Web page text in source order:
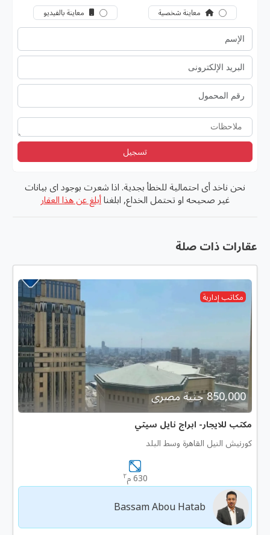
معاينة شخصية معاينة بالفيديو
تسجيل
نحن ناخد أى احتمالية للخطأ بجدية. اذا شعرت بوجود اى بيانات
غير صحيحه او تحتمل الخداع, ابلغنا أبلغ عن هذا العقار
عقارات ذات صلة
مكاتب إدارية
850,000 جنية مصرى
مكتب للايجار- ابراج نايل سيتي
كورنيش النيل القاهرة وسط البلد
630 م ٢
Bassam Abou Hatab